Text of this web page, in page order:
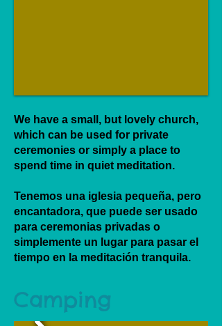
We have a small, but lovely church,
which can be used for private
ceremonies or simply a place to
spend time in quiet meditation .
Tenemos una iglesia pequeña, pero
encantadora, que puede ser usado
para ceremonias privadas o
simplemente un lugar para pasar el
tiempo en la meditación tranquila.
C amping